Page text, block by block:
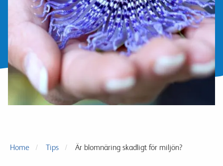
Home Tips Är blomnäring skadligt för miljön?